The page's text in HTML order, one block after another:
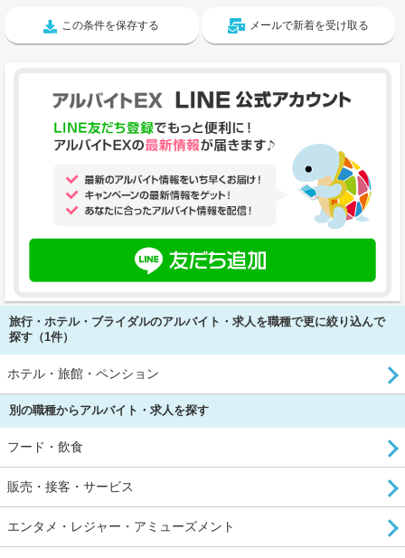
この条件を保存する メールで新着を受け取る
旅行・ホテル・ブライダルのアルバイト・求人を職種で更に絞り込んで
探す（1件）
ホテル・旅館・ペンション
別の職種からアルバイト・求人を探す
フード・飲食
販売・接客・サービス
エンタメ・レジャー・アミューズメント